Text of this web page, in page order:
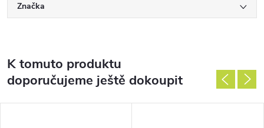
Značka
K tomuto produktu
doporučujeme ještě dokoupit